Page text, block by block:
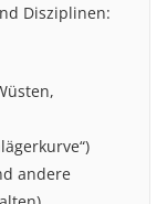
Disziplinen:
andere